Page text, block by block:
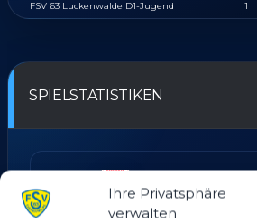
Ihre Privatsphäre
verwalten
FSV 63 Luckenwalde D1-Jugend 1
SPIELSTATISTIKEN
FC ENERGIE